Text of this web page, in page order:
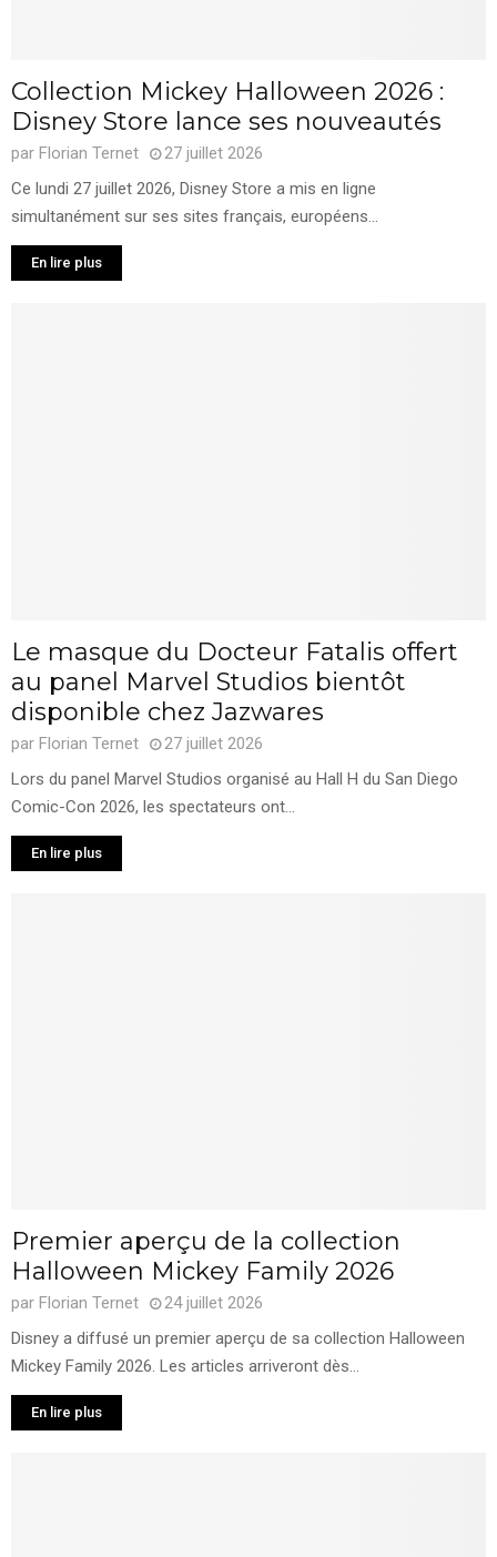
Collection Mickey Halloween 2026 :
Disney Store lance ses nouveautés
par Florian Ternet
27 juillet 2026
Ce lundi 27 juillet 2026, Disney Store a mis en ligne
simultanément sur ses sites français, européens...
En lire plus
Le masque du Docteur Fatalis offert
au panel Marvel Studios bientôt
disponible chez Jazwares
par Florian Ternet
27 juillet 2026
Lors du panel Marvel Studios organisé au Hall H du San Diego
Comic-Con 2026, les spectateurs ont...
En lire plus
Premier aperçu de la collection
Halloween Mickey Family 2026
par Florian Ternet
24 juillet 2026
Disney a diffusé un premier aperçu de sa collection Halloween
Mickey Family 2026. Les articles arriveront dès...
En lire plus